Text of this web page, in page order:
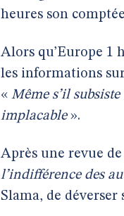
heures son
Alors qu’Europe 1
les informations
« Même s’il
implacable».
Après une revue de
l’indifférence des
Slama, de